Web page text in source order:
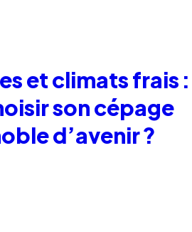
et climats frais :
son cépage
d’avenir ?